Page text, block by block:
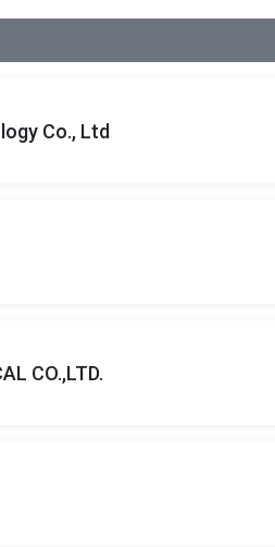
Co., Ltd
CO.,LTD.